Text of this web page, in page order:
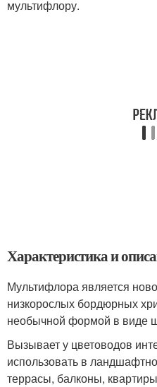
мультифлору.
Характеристика и
Мультифлора является
низкорослых бордюрных
необычной формой в виде
Вызывает у цветоводов
использовать в
террасы, балконы,